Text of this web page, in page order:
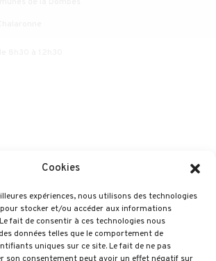
Cookies
expériences, nous utilisons des technologies
stocker et/ou accéder aux informations
fait de consentir à ces technologies nous
données telles que le comportement de
uniques sur ce site. Le fait de ne pas